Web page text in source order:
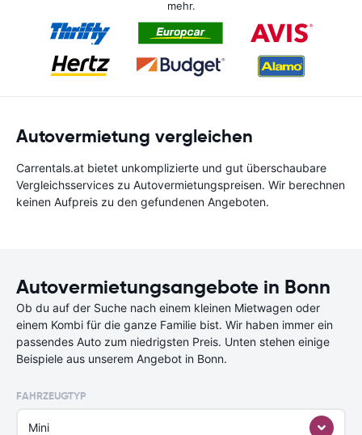
mehr.
Autovermietung vergleichen
Carrentals.at bietet unkomplizierte und gut überschaubare
Vergleichsservices zu Autovermietungspreisen. Wir berechnen
keinen Aufpreis zu den gefundenen Angeboten.
Autovermietungsangebote in Bonn
Ob du auf der Suche nach einem kleinen Mietwagen oder
einem Kombi für die ganze Familie bist. Wir haben immer ein
passendes Auto zum niedrigsten Preis. Unten stehen einige
Beispiele aus unserem Angebot in Bonn.
FAHRZEUGTYP
Mini